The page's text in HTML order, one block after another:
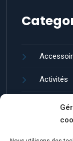
Activités
Guides et